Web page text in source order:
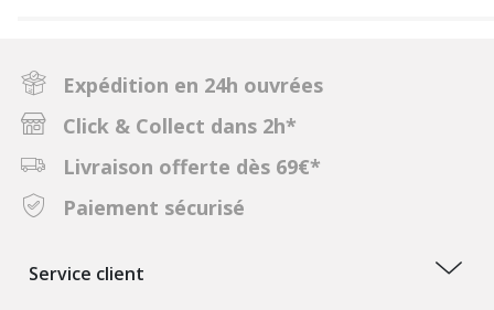
Expédition en 24h ouvrées
Click & Collect dans 2h*
Livraison offerte dès 69€*
Paiement sécurisé
Service client